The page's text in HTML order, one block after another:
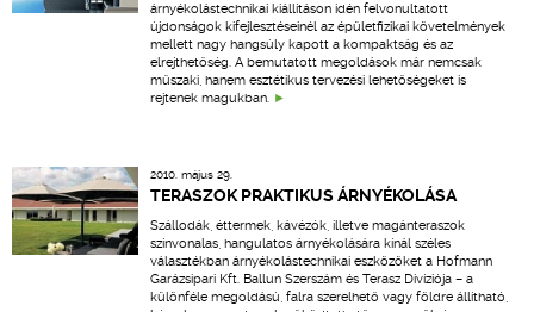
árnyékolástechnikai kiállításon idén felvonultatott
újdonságok kifejlesztéseinél az épületfizikai követelmények
mellett nagy hangsúly kapott a kompaktság és az
elrejthetőség. A bemutatott megoldások már nemcsak
műszaki, hanem esztétikus tervezési lehetőségeket is
rejtenek magukban.
2010. május 29.
TERASZOK PRAKTIKUS ÁRNYÉKOLÁSA
Szállodák, éttermek, kávézók, illetve magánteraszok
színvonalas, hangulatos árnyékolására kínál széles
választékban árnyékolástechnikai eszközöket a Hofmann
Garázsipari Kft. Ballun Szerszám és Terasz Divíziója – a
különféle megoldású, falra szerelhető vagy földre állítható,